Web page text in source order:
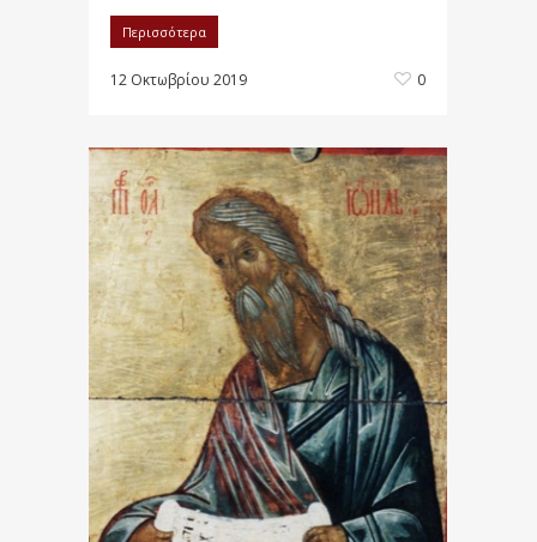
Περισσότερα
12 Οκτωβρίου 2019 0